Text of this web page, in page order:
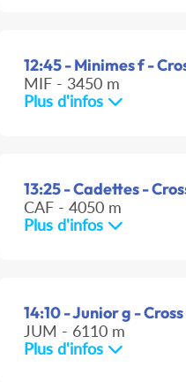
12:45 - Minimes f -
MIF - 3450 m
Plus d'infos
13:25 - Cadettes -
CAF - 4050 m
Plus d'infos
14:10 - Junior g - Cross
JUM - 6110 m
Plus d'infos